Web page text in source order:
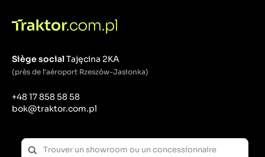
Siège socialTajęcina 2KA
(près de l'aéroport Rzeszów-Jasionka)
+48 17 858 58 58
bok@traktor.com.pl